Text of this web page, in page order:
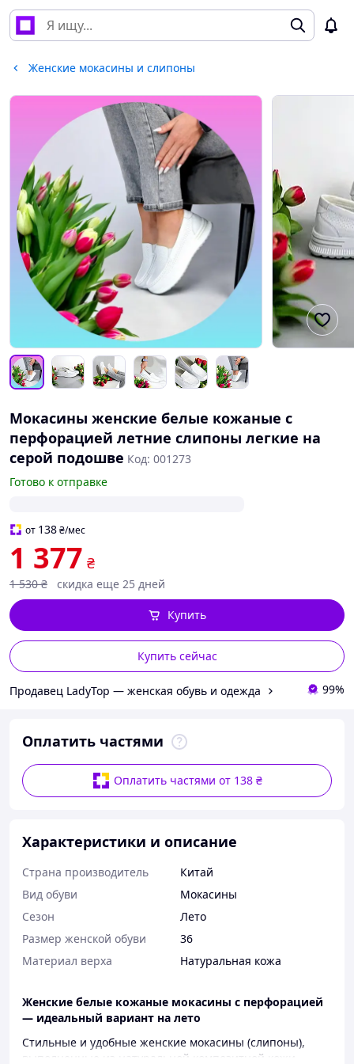
Женские мокасины и слипоны
Мокасины женские белые кожаные с
перфорацией летние слипоны легкие на
серой подошве Код: 001273
Готово к отправке
от 138₴/мес
1 377 ₴
1 530 ₴ скидка еще 25 дней
Купить сейчас
Купить
Продавец LadyTop — женская обувь и одежда 99%
Оплатить частями
Оплатить частями от 138 ₴
Характеристики и описание
Страна производитель
Китай
Вид обуви
Мокасины
Сезон
Лето
Размер женской обуви
36
Материал верха
Натуральная кожа
Женские белые кожаные мокасины с перфорацией
— идеальный вариант на лето
Стильные и удобные женские мокасины (слипоны),
выполненные из натуральной композитной кожи.